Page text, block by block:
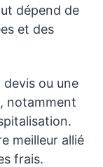
dépend de
et des
ou une
notamment
meilleur allié
frais.